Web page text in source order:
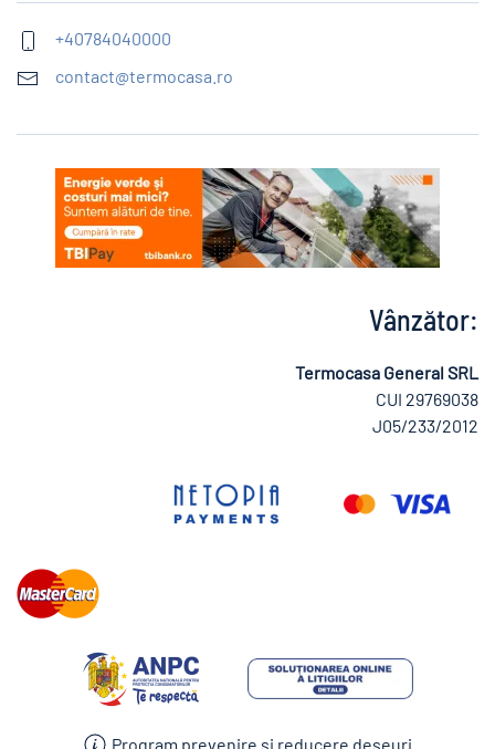
+40784040000
contact@termocasa.ro
Vânzător:
Termocasa General SRL
CUI 29769038
J05/233/2012
Program prevenire şi reducere deşeuri